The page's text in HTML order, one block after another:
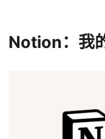
Notion：我